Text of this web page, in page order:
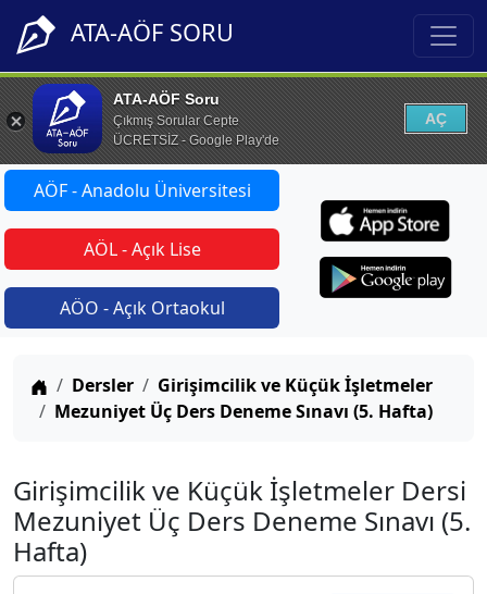
ATA-AÖF SORU
ATA-AÖF Soru
Çıkmış Sorular Cepte
ÜCRETSİZ - Google Play'de
AÇ
AÖF - Anadolu Üniversitesi
AÖL - Açık Lise
AÖO - Açık Ortaokul
Anasayfa
Dersler
Girişimcilik ve Küçük İşletmeler
Mezuniyet Üç Ders Deneme Sınavı (5. Hafta)
Girişimcilik ve Küçük İşletmeler Dersi
Mezuniyet Üç Ders Deneme Sınavı (5.
Hafta)